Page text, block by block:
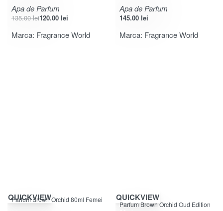
Apa de Parfum
135.00lei120.00 lei
Marca: Fragrance World
Apa de Parfum
145.00 lei
Marca: Fragrance World
-33% OFF
QUICKVIEW
Parfum Brown Orchid 80ml Femei
-33% OFF
QUICKVIEW
Evaluat la5.00din 5
Parfum Brown Orchid Oud Edition